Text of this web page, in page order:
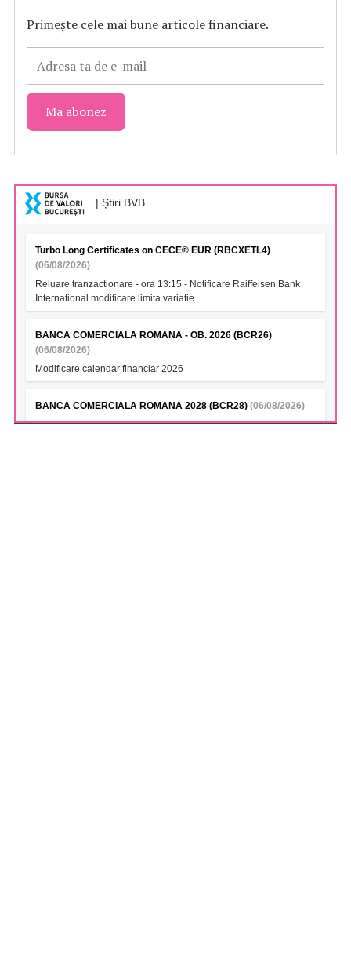
Primește cele mai bune articole financiare.
| Știri BVB
Turbo Long Certificates on CECE® EUR (RBCXETL4)
(06/08/2026)
Reluare tranzactionare - ora 13:15 - Notificare Raiffeisen Bank
International modificare limita variatie
BANCA COMERCIALA ROMANA - OB. 2026 (BCR26)
(06/08/2026)
Modificare calendar financiar 2026
BANCA COMERCIALA ROMANA 2028 (BCR28) (06/08/2026)
Modificare calendar financiar 2026